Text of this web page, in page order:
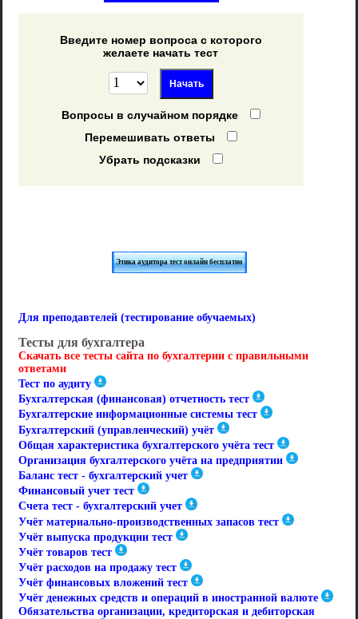
Введите номер вопроса с которого
желаете начать тест
Вопросы в случайном порядке
Перемешивать ответы
Убрать подсказки
Этика аудитора тест онлайн бесплатно
Для преподавтелей (тестирование обучаемых)
Тесты для бухгалтера
Скачать все тесты сайта по бухгалтерии с правильными
ответами
Тест по аудиту
Бухгалтерская (финансовая) отчетность тест
Бухгалтерские информационные системы тест
Бухгалтерский (управленческий) учёт
Общая характеристика бухгалтерского учёта тест
Организация бухгалтерского учёта на предприятии
Баланс тест - бухгалтерский учет
Финансовый учет тест
Счета тест - бухгалтерский учет
Учёт материально-производственных запасов тест
Учёт выпуска продукции тест
Учёт товаров тест
Учёт расходов на продажу тест
Учёт финансовых вложений тест
Учёт денежных средств и операций в иностранной валюте
Обязательства организации, кредиторская и дебиторская